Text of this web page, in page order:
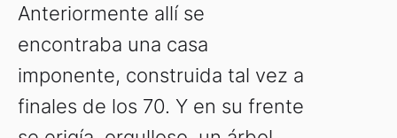
Anteriormente allí se
encontraba una casa
imponente, construida tal vez a
finales de los 70. Y en su frente